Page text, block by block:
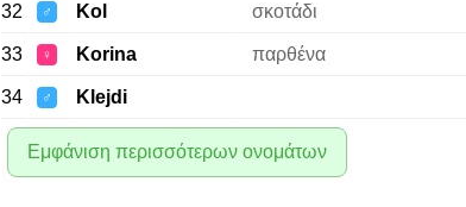
32 ♂ Kol σκοτάδι
33 ♀ Korina παρθένα
34 ♂ Klejdi
Εμφάνιση περισσότερων ονομάτων